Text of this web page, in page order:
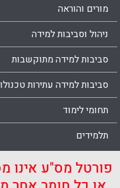
מורים והוראה
ניהול וסביבות למידה
סביבות למידה מתוקשבות
סביבות למידה עתירות
תחומי לימוד
תלמידים
פורטל מס"ע אינו